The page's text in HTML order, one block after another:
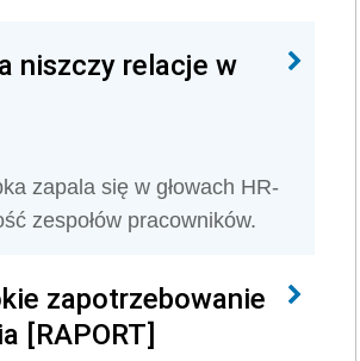
niszczy relacje w
zapala się w głowach HR-
zespołów pracowników.
zapotrzebowanie
[RAPORT]